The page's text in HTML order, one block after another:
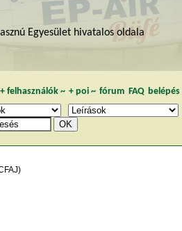
Egyesület hivatalos oldala
+ felhasználók~ + poi~ fórum FAQ belépés